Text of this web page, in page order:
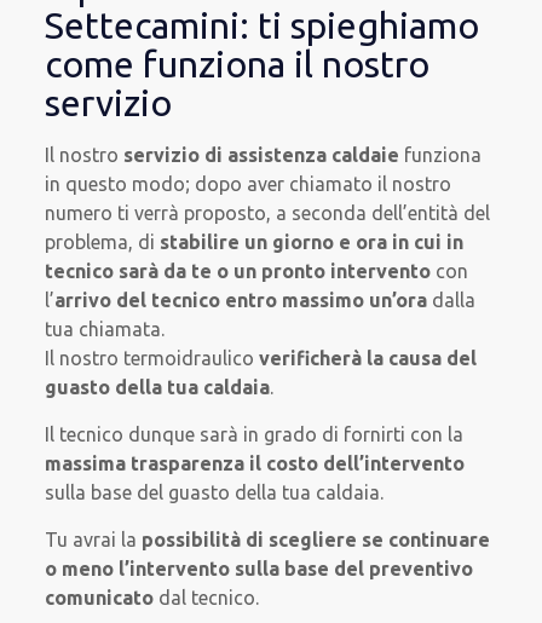
Settecamini: ti spieghiamo
come funziona il nostro
servizio
Il nostro servizio di assistenza caldaie funziona
in questo modo; dopo aver chiamato il nostro
numero ti verrà proposto, a seconda dell’entità del
problema, di stabilire un giorno e ora in cui in
tecnico sarà da te o un pronto intervento con
l’arrivo del tecnico entro massimo un’ora dalla
tua chiamata.
Il nostro termoidraulicoverificherà la causa del
guasto della tua caldaia.
Il tecnico dunque sarà in grado di fornirti con la
massima trasparenza il costo dell’intervento
sulla base del guasto della tua caldaia.
Tu avrai la possibilità di scegliere se continuare
o meno l’intervento sulla base del preventivo
comunicato dal tecnico.